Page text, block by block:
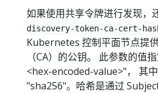
如果使用共享令牌进行发现，
discovery-token-ca-cert-
Kubernetes 控制平面节点提
（CA）的公钥。 此参数的值
<hex-encoded-value>"， 其
"sha256"。哈希是通过